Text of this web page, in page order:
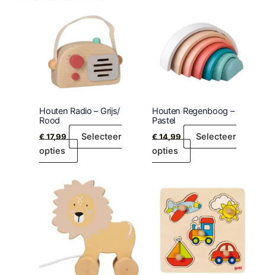
Houten Radio – Grijs/
Rood
€17,99
Selecteer
opties
Houten Regenboog –
Pastel
€14,99
Selecteer
opties